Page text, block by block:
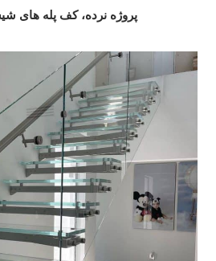
پروژه نرده، کف پله های